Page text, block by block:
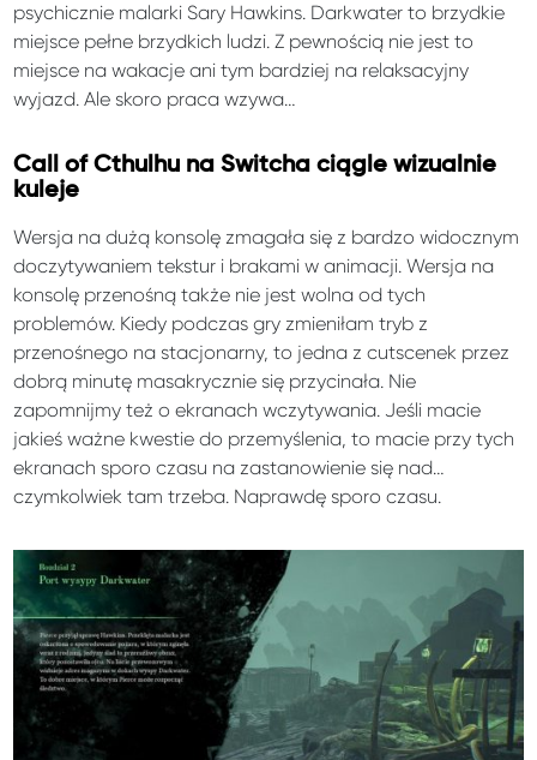
psychicznie malarki Sary Hawkins. Darkwater to brzydkie
miejsce pełne brzydkich ludzi. Z pewnością nie jest to
miejsce na wakacje ani tym bardziej na relaksacyjny
wyjazd. Ale skoro praca wzywa…
Call of Cthulhu na Switcha ciągle wizualnie
kuleje
Wersja na dużą konsolę zmagała się z bardzo widocznym
doczytywaniem tekstur i brakami w animacji. Wersja na
konsolę przenośną także nie jest wolna od tych
problemów. Kiedy podczas gry zmieniłam tryb z
przenośnego na stacjonarny, to jedna z cutscenek przez
dobrą minutę masakrycznie się przycinała. Nie
zapomnijmy też o ekranach wczytywania. Jeśli macie
jakieś ważne kwestie do przemyślenia, to macie przy tych
ekranach sporo czasu na zastanowienie się nad…
czymkolwiek tam trzeba. Naprawdę sporo czasu.